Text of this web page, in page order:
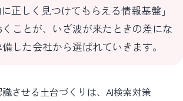
正しく見つけてもらえる情報基盤」
ことが、いざ波が来たときの差にな
した会社から選ばれていきます。
させる土台づくりは、AI検索対策